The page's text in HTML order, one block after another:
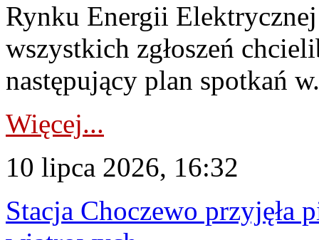
Rynku Energii
wszystkich zgłoszeń
następujący plan spotkań
Więcej...
10 lipca 2026, 16:32
Stacja Choczewo przyjęła